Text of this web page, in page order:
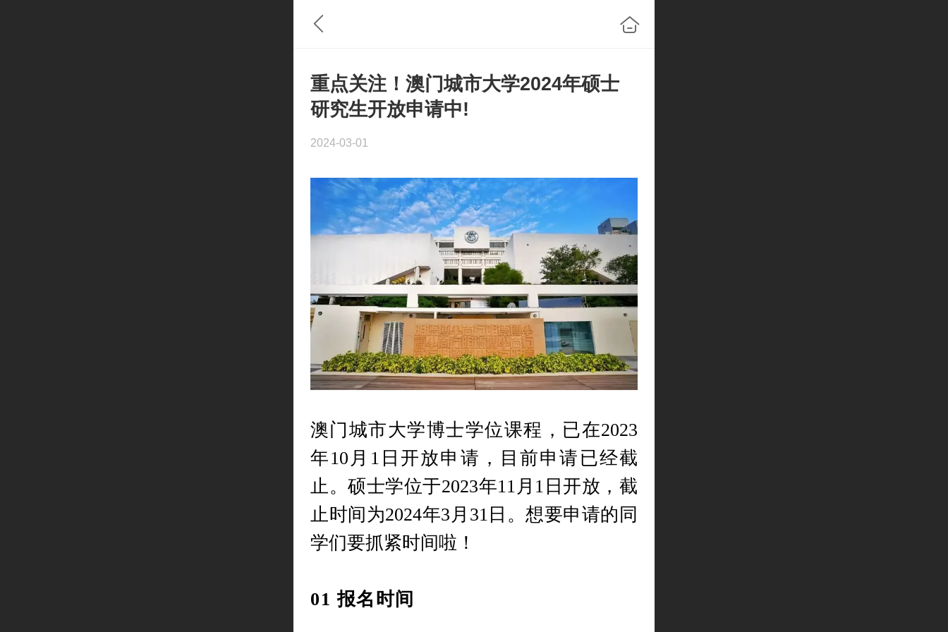
重点关注！澳门城市大学2024年硕士
研究生开放申请中!
2024-03-01
澳门城市大学博士学位课程，已在2023
年10月1日开放申请，目前申请已经截
止。硕士学位于2023年11月1日开放，截
止时间为2024年3月31日。想要申请的同
学们要抓紧时间啦！
01报名时间